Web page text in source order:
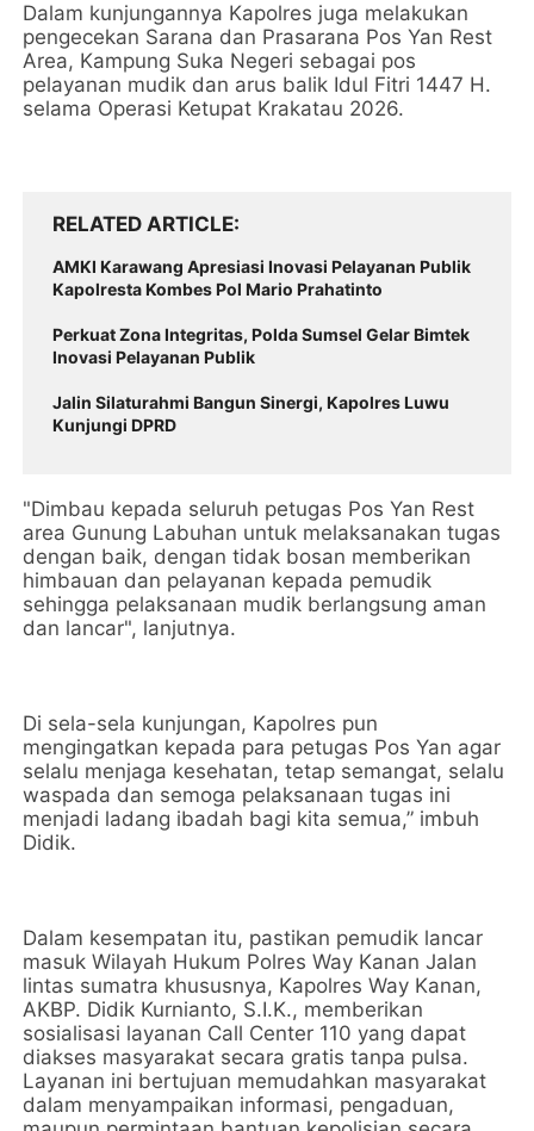
Dalam kunjungannya Kapolres juga melakukan
pengecekan Sarana dan Prasarana Pos Yan Rest
Area, Kampung Suka Negeri sebagai pos
pelayanan mudik dan arus balik Idul Fitri 1447 H.
selama Operasi Ketupat Krakatau 2026.
RELATED ARTICLE
AMKI Karawang Apresiasi Inovasi Pelayanan Publik
Kapolresta Kombes Pol Mario Prahatinto
Perkuat Zona Integritas, Polda Sumsel Gelar Bimtek
Inovasi Pelayanan Publik
Jalin Silaturahmi Bangun Sinergi, Kapolres Luwu
Kunjungi DPRD
"Dimbau kepada seluruh petugas Pos Yan Rest
area Gunung Labuhan untuk melaksanakan tugas
dengan baik, dengan tidak bosan memberikan
himbauan dan pelayanan kepada pemudik
sehingga pelaksanaan mudik berlangsung aman
dan lancar", lanjutnya.
Di sela-sela kunjungan, Kapolres pun
mengingatkan kepada para petugas Pos Yan agar
selalu menjaga kesehatan, tetap semangat, selalu
waspada dan semoga pelaksanaan tugas ini
menjadi ladang ibadah bagi kita semua,” imbuh
Didik.
Dalam kesempatan itu, pastikan pemudik lancar
masuk Wilayah Hukum Polres Way Kanan Jalan
lintas sumatra khususnya, Kapolres Way Kanan,
AKBP. Didik Kurnianto, S.I.K., memberikan
sosialisasi layanan Call Center 110 yang dapat
diakses masyarakat secara gratis tanpa pulsa.
Layanan ini bertujuan memudahkan masyarakat
dalam menyampaikan informasi, pengaduan,